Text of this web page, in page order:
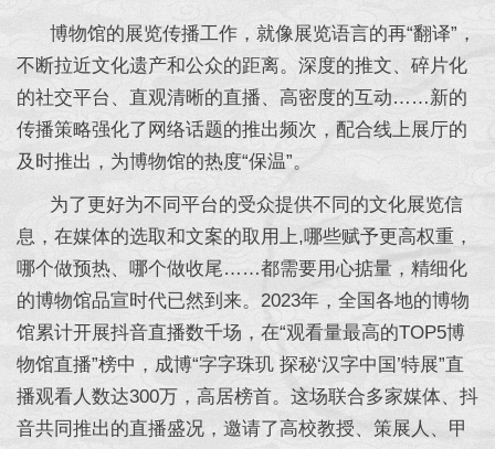
博物馆的展览传播工作，就像展览语言的再“翻译”，
不断拉近文化遗产和公众的距离。深度的推文、碎片化
的社交平台、直观清晰的直播、高密度的互动……新的
传播策略强化了网络话题的推出频次，配合线上展厅的
及时推出，为博物馆的热度“保温”。
为了更好为不同平台的受众提供不同的文化展览信
息，在媒体的选取和文案的取用上,哪些赋予更高权重，
哪个做预热、哪个做收尾……都需要用心掂量，精细化
的博物馆品宣时代已然到来。2023年，全国各地的博物
馆累计开展抖音直播数千场，在“观看量最高的TOP5博
物馆直播”榜中，成博“字字珠玑 探秘‘汉字中国’特展”直
播观看人数达300万，高居榜首。这场联合多家媒体、抖
音共同推出的直播盛况，邀请了高校教授、策展人、甲